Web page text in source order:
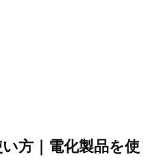
方｜電化製品を使